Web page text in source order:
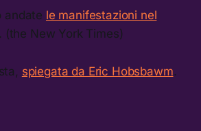
andate le manifestazioni nel
. (the New York Times)
spiegata da Eric Hobsbawm.